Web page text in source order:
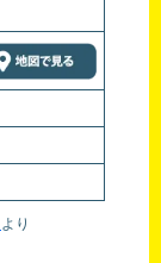
より